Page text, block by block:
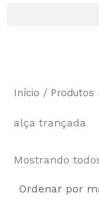
Início / Produtos
alça trançada
Mostrando